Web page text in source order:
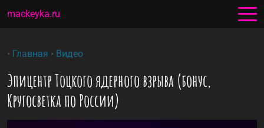
mackeyka.ru
• Главная • Видео
Эпицентр Тоцкого ядерного взрыва (бонус,
Кругосветка по России)